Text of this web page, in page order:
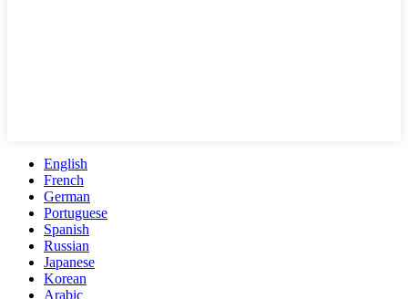
English
French
German
Portuguese
Spanish
Russian
Japanese
Korean
Arabic